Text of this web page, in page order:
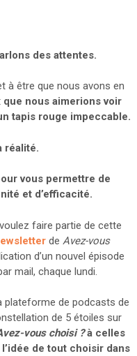
des attentes.
à être que nous avons en
que nous aimerions voir
tapis rouge impeccable.
réalité.
vous permettre de
et d’efficacité.
faire partie de cette
de Avez-vous
d’un nouvel épisode
mail, chaque lundi.
plateforme de podcasts de
de 5 étoiles sur
vous choisi ?à celles
de tout choisir dans